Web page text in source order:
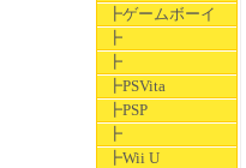
┣ゲームボーイ
┣
┣
┣PSVita
┣PSP
┣
┣Wii U